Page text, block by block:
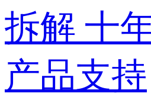
拆解 十
产品支持